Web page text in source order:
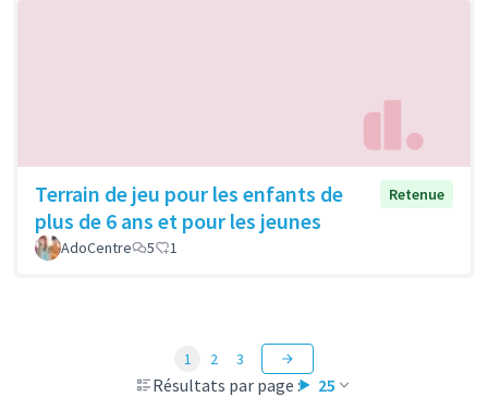
Terrain de jeu pour les enfants de
plus de 6 ans et pour les jeunes
Retenue
AdoCentre 5 1
Résultats par page : 25
1 2 3